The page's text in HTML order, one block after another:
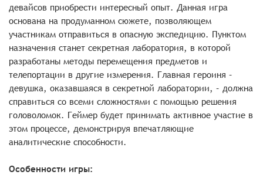
девайсов приобрести интересный опыт. Данная игра
основана на продуманном сюжете, позволяющем
участникам отправиться в опасную экспедицию. Пунктом
назначения станет секретная лаборатория, в которой
разработаны методы перемещения предметов и
телепортации в другие измерения. Главная героиня –
девушка, оказавшаяся в секретной лаборатории, – должна
справиться со всеми сложностями с помощью решения
головоломок. Геймер будет принимать активное участие в
этом процессе, демонстрируя впечатляющие
аналитические способности.
Особенности игры: